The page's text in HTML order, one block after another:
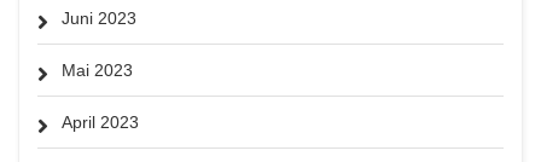
Juni 2023
Mai 2023
April 2023